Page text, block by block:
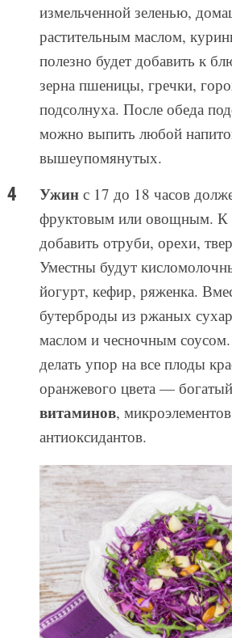
измельченной зеленью,
растительным маслом,
полезно будет добавить к
зерна пшеницы, гречки,
подсолнуха. После обеда
можно выпить любой
вышеупомянутых.
Ужинс 17 до 18 часов
фруктовым или овощным. К
добавить отруби, орехи,
Уместны будут
йогурт, кефир, ряженка.
бутерброды из ржаных
маслом и чесночным
делать упор на все плоды
оранжевого цвета — богатый
витаминов,
антиоксидантов.